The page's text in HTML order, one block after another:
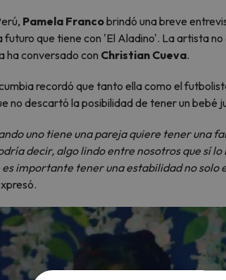
Pamela Francobrindó una breve
futuro que tiene con 'El Aladino'. La artista
ha conversado con Christian Cueva.
recordó que tanto ella como el
no descartó la posibilidad de tener un bebé
uno tiene una pareja quiere tener una
decir, algo lindo entre nosotros que sí
importante tener una estabilidad no